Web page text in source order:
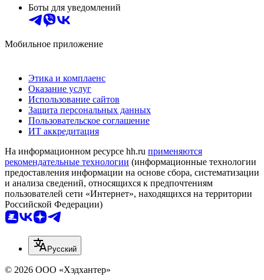
Боты для уведомлений
Мобильное приложение
Этика и комплаенс
Оказание услуг
Использование сайтов
Защита персональных данных
Пользовательское соглашение
ИТ аккредитация
На информационном ресурсе hh.ru применяются
рекомендательные технологии (информационные технологии
предоставления информации на основе сбора, систематизации
и анализа сведений, относящихся к предпочтениям
пользователей сети «Интернет», находящихся на территории
Российской Федерации)
Русский
© 2026 ООО «Хэдхантер»